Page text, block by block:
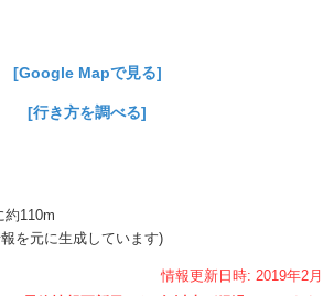
[Google Mapで見る]
[行き方を調べる]
約110m
を元に生成しています)
情報更新日時: 2019年2月